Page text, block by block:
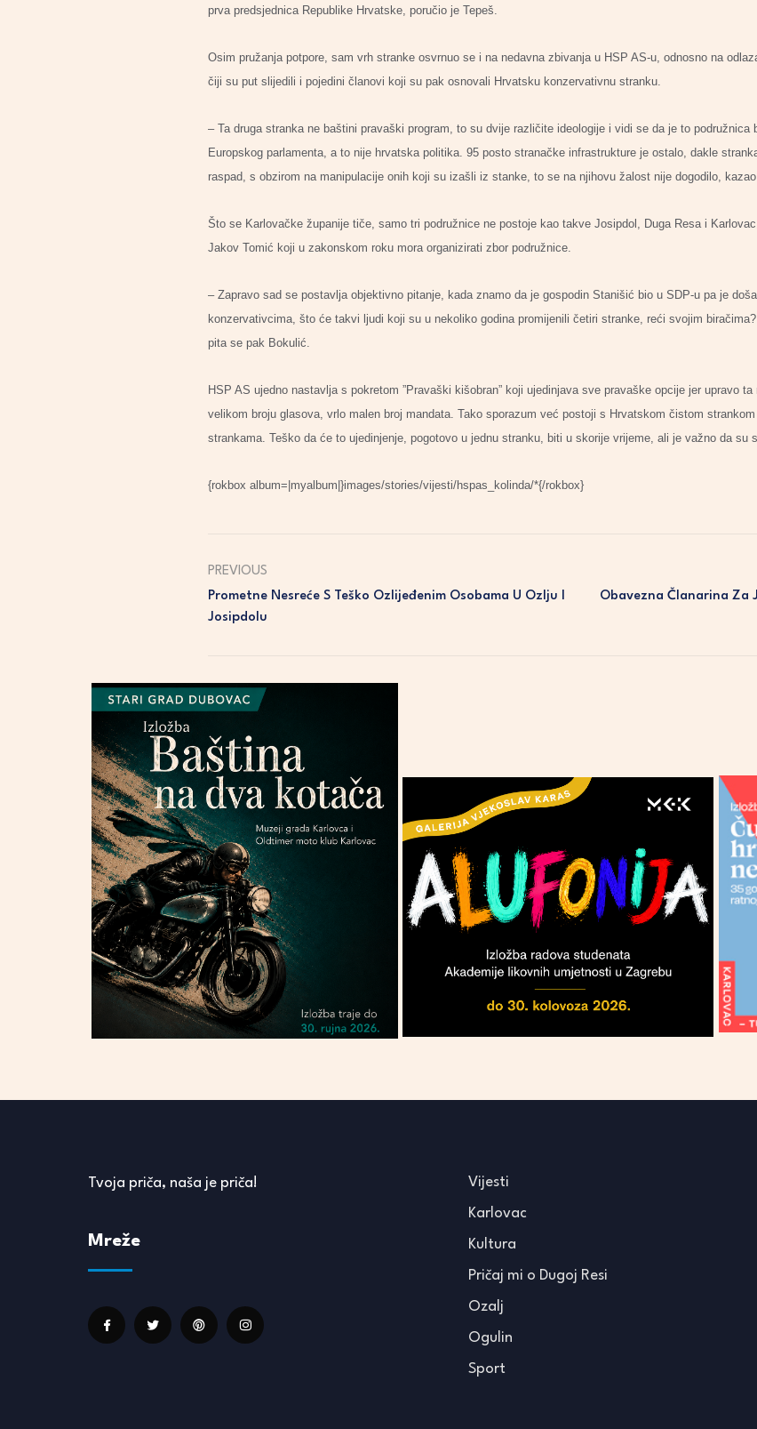
prva predsjednica Republike Hrvatske, poručio je Tepeš.
Osim pružanja potpore, sam vrh stranke osvrnuo se i na nedavna zbivanja u HSP AS-u, odnosno na
čiji su put slijedili i pojedini članovi koji su pak osnovali Hrvatsku konzervativnu stranku.
– Ta druga stranka ne baštini pravaški program, to su dvije različite ideologije i vidi se da je to
Europskog parlamenta, a to nije hrvatska politika. 95 posto stranačke infrastrukture je ostalo, dakle
raspad, s obzirom na manipulacije onih koji su izašli iz stanke, to se na njihovu žalost nije dogodilo,
Što se Karlovačke županije tiče, samo tri podružnice ne postoje kao takve Josipdol, Duga Resa i
Jakov Tomić koji u zakonskom roku mora organizirati zbor podružnice.
– Zapravo sad se postavlja objektivno pitanje, kada znamo da je gospodin Stanišić bio u SDP-u pa je
konzervativcima, što će takvi ljudi koji su u nekoliko godina promijenili četiri stranke, reći svojim
pita se pak Bokulić.
HSP AS ujedno nastavlja s pokretom ”Pravaški kišobran” koji ujedinjava sve pravaške opcije jer upravo
velikom broju glasova, vrlo malen broj mandata. Tako sporazum već postoji s Hrvatskom čistom
strankama. Teško da će to ujedinjenje, pogotovo u jednu stranku, biti u skorije vrijeme, ali je važno da su
{rokbox album=|myalbum|}images/stories/vijesti/hspas_kolinda/*{/rokbox}
PREVIOUS
Prometne Nesreće S Teško Ozlijeđenim Osobama U Ozlju I
Josipdolu
Obavezna Članarina Za
Tvoja priča, naša je priča!
Mreže
Vijesti
Karlovac
Kultura
Pričaj mi o Dugoj Resi
Ozalj
Ogulin
Sport